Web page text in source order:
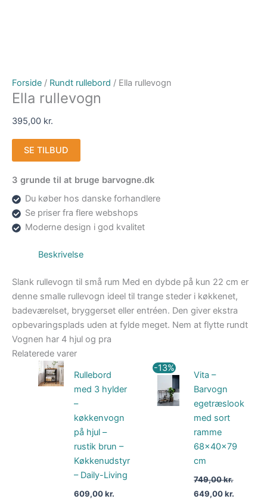
Forside / Rundt rullebord / Ella rullevogn
Ella rullevogn
395,00 kr.
SE TILBUD
3 grunde til at bruge barvogne.dk
Du køber hos danske forhandlere
Se priser fra flere webshops
Moderne design i god kvalitet
Beskrivelse
Slank rullevogn til små rum Med en dybde på kun 22 cm er
denne smalle rullevogn ideel til trange steder i køkkenet,
badeværelset, bryggerset eller entréen. Den giver ekstra
opbevaringsplads uden at fylde meget. Nem at flytte rundt
Vognen har 4 hjul og pra
Relaterede varer
Rullebord
med 3 hylder
–
køkkenvogn
på hjul –
rustik brun –
Køkkenudstyr
– Daily-Living
609,00kr.
-13%
Vita –
Barvogn
egetræslook
med sort
ramme
68x40x79
cm
749,00kr.
oprindelige
pris
var:
749,00 kr..
649,00kr.
649,00